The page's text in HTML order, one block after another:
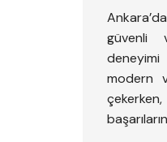
güvenli
modern